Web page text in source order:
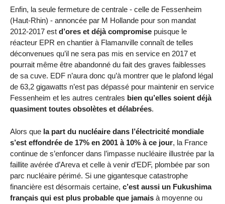
Enfin, la seule fermeture de centrale - celle de Fessenheim
(Haut-Rhin) - annoncée par M Hollande pour son mandat
2012-2017 est d’ores et déjà compromise puisque le
réacteur EPR en chantier à Flamanville connaît de telles
déconvenues qu’il ne sera pas mis en service en 2017 et
pourrait même être abandonné du fait des graves faiblesses
de sa cuve. EDF n’aura donc qu’à montrer que le plafond légal
de 63,2 gigawatts n’est pas dépassé pour maintenir en service
Fessenheim et les autres centrales bien qu’elles soient déjà
quasiment toutes obsolètes et délabrées.
Alors que la part du nucléaire dans l’électricité mondiale
s’est effondrée de 17% en 2001 à 10% à ce jour, la France
continue de s’enfoncer dans l’impasse nucléaire illustrée par la
faillite avérée d’Areva et celle à venir d’EDF, plombée par son
parc nucléaire périmé. Si une gigantesque catastrophe
financière est désormais certaine, c’est aussi un Fukushima
français qui est plus probable que jamais à moyenne ou